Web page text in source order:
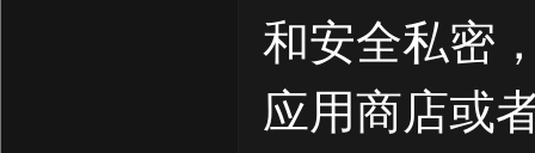
和安全私密
应用商店或